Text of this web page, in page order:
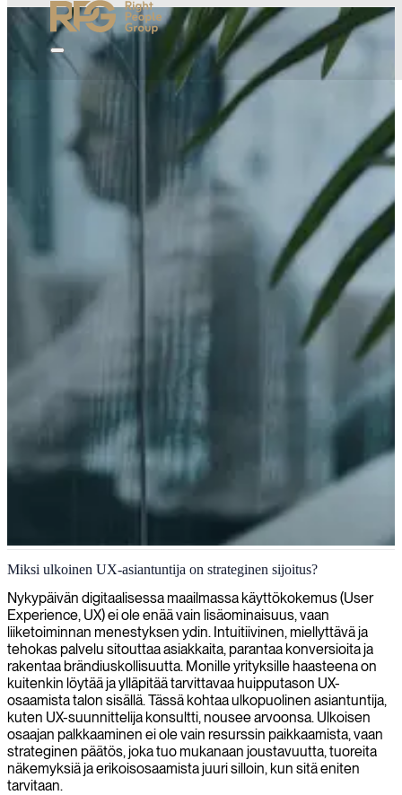
UX-suunnittelu ja -tutkimus
Tarjoamme asiantuntevia UX-suunnittelijoita, jotka yhdistävät
luovuuden ja teknisen asiantuntemuksen luodakseen intuitiivisia,
käyttäjäkeskeisiä digitaalisia kokemuksia, jotka parantavat
asiakastyytyväisyyttä ja edistävät liiketoiminnan tuloksia.
Miksi ulkoinen UX-asiantuntija on strateginen sijoitus?
Nykypäivän digitaalisessa maailmassa käyttökokemus (User
Experience, UX) ei ole enää vain lisäominaisuus, vaan
liiketoiminnan menestyksen ydin. Intuitiivinen, miellyttävä ja
tehokas palvelu sitouttaa asiakkaita, parantaa konversioita ja
rakentaa brändiuskollisuutta. Monille yrityksille haasteena on
kuitenkin löytää ja ylläpitää tarvittavaa huipputason UX-
osaamista talon sisällä. Tässä kohtaa ulkopuolinen asiantuntija,
kuten UX-suunnittelija konsultti, nousee arvoonsa. Ulkoisen
osaajan palkkaaminen ei ole vain resurssin paikkaamista, vaan
strateginen päätös, joka tuo mukanaan joustavuutta, tuoreita
näkemyksiä ja erikoisosaamista juuri silloin, kun sitä eniten
tarvitaan.